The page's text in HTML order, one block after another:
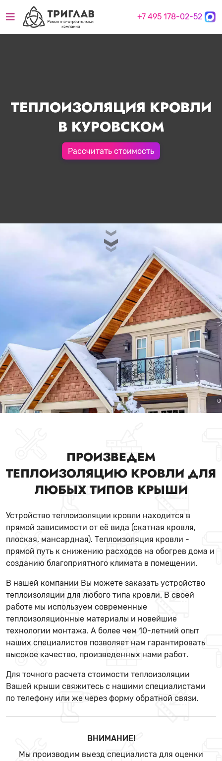
+7 495 178-02-52
ТЕПЛОИЗОЛЯЦИЯ КРОВЛИ
В КУРОВСКОМ
Рассчитать стоимость
ПРОИЗВЕДЕМ
ТЕПЛОИЗОЛЯЦИЮ КРОВЛИ ДЛЯ
ЛЮБЫХ ТИПОВ КРЫШИ
Устройство теплоизоляции кровли находится в
прямой зависимости от её вида (скатная кровля,
плоская, мансардная). Теплоизоляция кровли -
прямой путь к снижению расходов на обогрев дома и
созданию благоприятного климата в помещении.
В нашей компании Вы можете заказать устройство
теплоизоляции для любого типа кровли. В своей
работе мы используем современные
теплоизоляционные материалы и новейшие
технологии монтажа. А более чем 10-летний опыт
наших специалистов позволяет нам гарантировать
высокое качество, произведенных нами работ.
Для точного расчета стоимости теплоизоляции
Вашей крыши свяжитесь с нашими специалистами
по телефону или же через форму обратной связи.
ВНИМАНИЕ!
Мы производим выезд специалиста для оценки